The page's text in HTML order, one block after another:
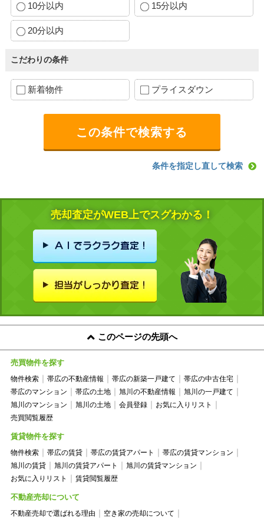
10分以内 15分以内
20分以内
こだわりの条件
新着物件 プライスダウン
条件を指定し直して検索
売却査定がWEB上でスグわかる！
このページの先頭へ
売買物件を探す
物件検索 帯広の不動産情報 帯広の新築一戸建て
帯広の中古住宅
帯広のマンション
帯広の土地 旭川の不動産情報
旭川の一戸建て
旭川のマンション
旭川の土地 会員登録
お気に入りリスト
売買閲覧履歴
賃貸物件を探す
物件検索 帯広の賃貸 帯広の賃貸アパート
帯広の賃貸マンション
旭川の賃貸
旭川の賃貸アパート
旭川の賃貸マンション
お気に入りリスト
賃貸閲覧履歴
不動産売却について
不動産売却で選ばれる理由
空き家の売却について